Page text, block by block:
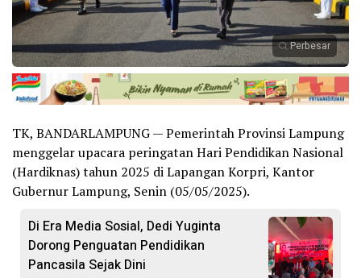
Perbesar
TK, BANDARLAMPUNG — Pemerintah Provinsi Lampung
menggelar upacara peringatan Hari Pendidikan Nasional
(Hardiknas) tahun 2025 di Lapangan Korpri, Kantor
Gubernur Lampung, Senin (05/05/2025).
Di Era Media Sosial, Dedi Yuginta
Dorong Penguatan Pendidikan
Pancasila Sejak Dini